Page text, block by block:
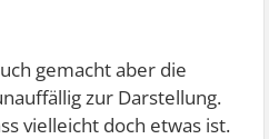
gemacht aber die
zur Darstellung.
vielleicht doch etwas ist.